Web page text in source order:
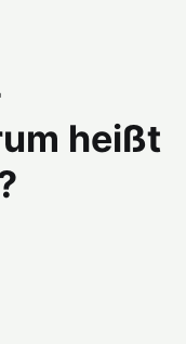
heißt